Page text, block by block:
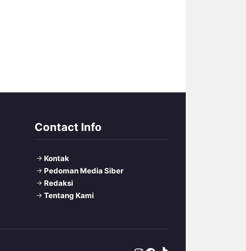
Contact Info
Kontak
Pedoman Media Siber
Redaksi
Tentang Kami